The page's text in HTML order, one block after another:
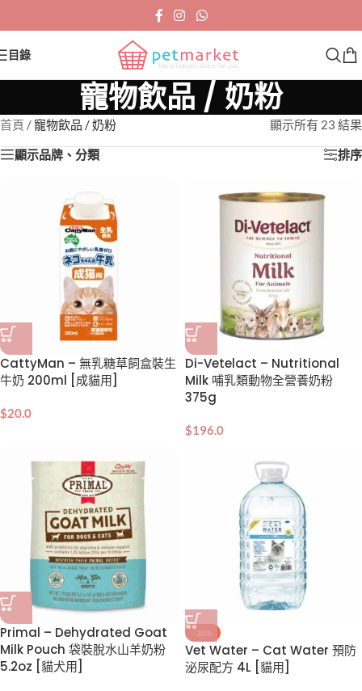
目錄
寵物飲品 / 奶粉
首頁 /寵物飲品 / 奶粉 顯示所有 23 結果
顯示品牌、分類 排序
CattyMan – 無乳糖草飼盒裝生
牛奶 200ml [成貓用]
$20.0
Di-Vetelact – Nutritional
Milk 哺乳類動物全營養奶粉
375g
$196.0
Primal – Dehydrated Goat
Milk Pouch 袋裝脫水山羊奶粉
5.2oz [貓犬用]
-20%
Vet Water – Cat Water 預防
泌尿配方 4L [貓用]